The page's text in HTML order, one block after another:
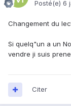
Posté(e) 6
Changement du
Si quelq"un a un
vendre ji suis
Citer